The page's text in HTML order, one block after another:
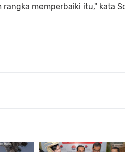
memperbaiki itu," kata